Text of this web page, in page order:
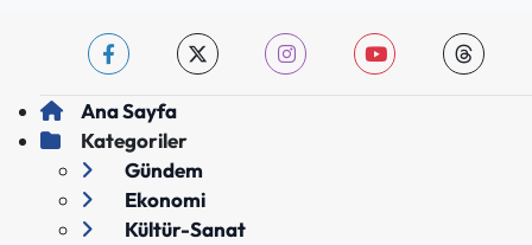
Ana Sayfa
Kategoriler
Gündem
Ekonomi
Kültür-Sanat